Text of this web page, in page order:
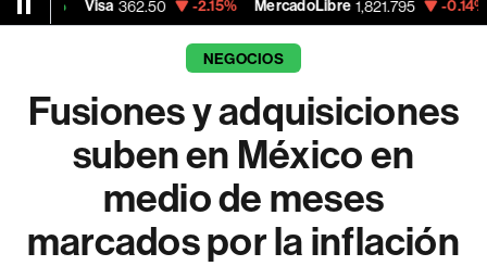
362.50 -2.15% MercadoLibre 1,821.795 -0.14% Banco de
NEGOCIOS
Fusiones y adquisiciones
suben en México en
medio de meses
marcados por la inflación